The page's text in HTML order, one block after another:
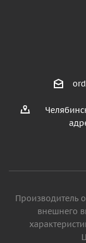
Производитель
внешнего